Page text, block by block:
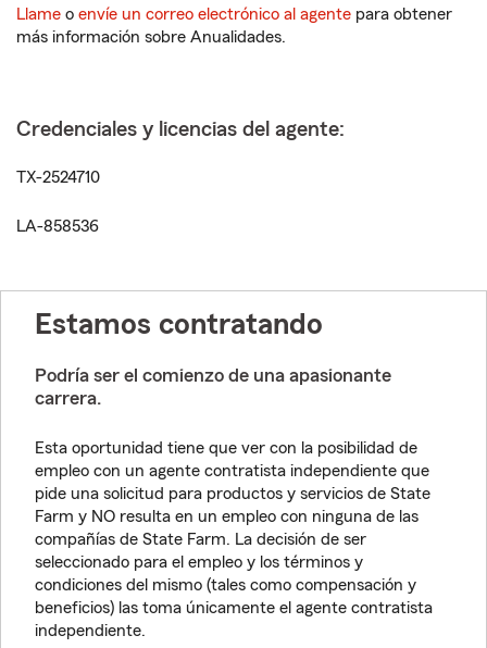
Llame o envíe un correo electrónico al agente para obtener
más información sobre Anualidades.
Credenciales y licencias del agente:
TX-2524710
LA-858536
Estamos contratando
Podría ser el comienzo de una apasionante
carrera.
Esta oportunidad tiene que ver con la posibilidad de
empleo con un agente contratista independiente que
pide una solicitud para productos y servicios de State
Farm y NO resulta en un empleo con ninguna de las
compañías de State Farm. La decisión de ser
seleccionado para el empleo y los términos y
condiciones del mismo (tales como compensación y
beneficios) las toma únicamente el agente contratista
independiente.